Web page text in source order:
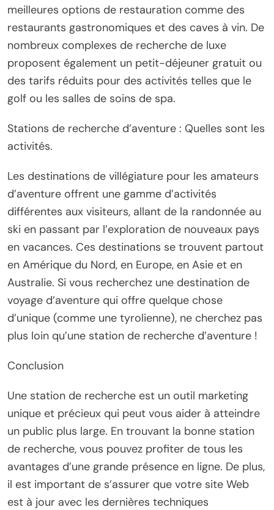
meilleures options de restauration comme des
restaurants gastronomiques et des caves à vin. De
nombreux complexes de recherche de luxe
proposent également un petit-déjeuner gratuit ou
des tarifs réduits pour des activités telles que le
golf ou les salles de soins de spa.
Stations de recherche d’aventure : Quelles sont les
activités.
Les destinations de villégiature pour les amateurs
d’aventure offrent une gamme d’activités
différentes aux visiteurs, allant de la randonnée au
ski en passant par l’exploration de nouveaux pays
en vacances. Ces destinations se trouvent partout
en Amérique du Nord, en Europe, en Asie et en
Australie. Si vous recherchez une destination de
voyage d’aventure qui offre quelque chose
d’unique (comme une tyrolienne), ne cherchez pas
plus loin qu’une station de recherche d’aventure !
Conclusion
Une station de recherche est un outil marketing
unique et précieux qui peut vous aider à atteindre
un public plus large. En trouvant la bonne station
de recherche, vous pouvez profiter de tous les
avantages d’une grande présence en ligne. De plus,
il est important de s’assurer que votre site Web
est à jour avec les dernières techniques